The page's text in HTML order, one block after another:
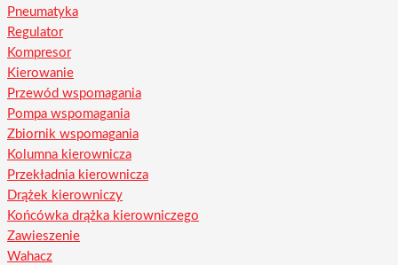
Pneumatyka
Regulator
Kompresor
Kierowanie
Przewód wspomagania
Pompa wspomagania
Zbiornik wspomagania
Kolumna kierownicza
Przekładnia kierownicza
Drążek kierowniczy
Końcówka drążka kierowniczego
Zawieszenie
Wahacz